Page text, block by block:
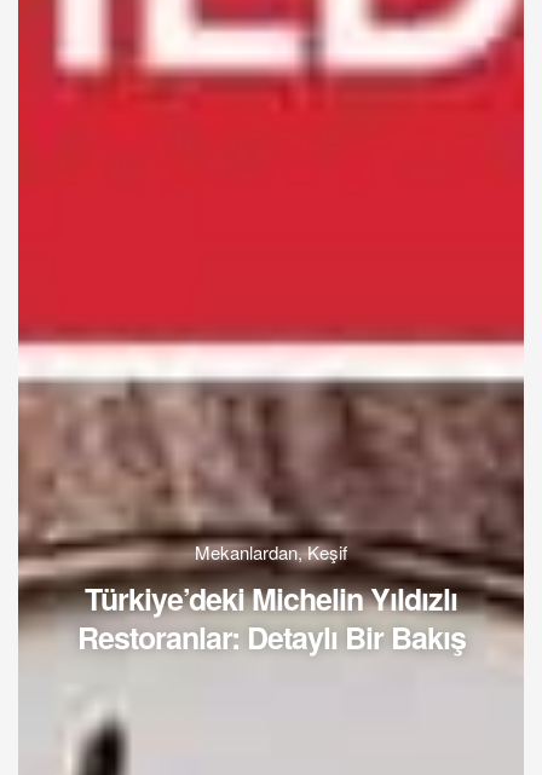
Mekanlardan,Keşif
Türkiye’deki Michelin Yıldızlı
Restoranlar: Detaylı Bir Bakış